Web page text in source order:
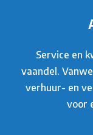
Service en
vaandel.
verhuur- en
voor